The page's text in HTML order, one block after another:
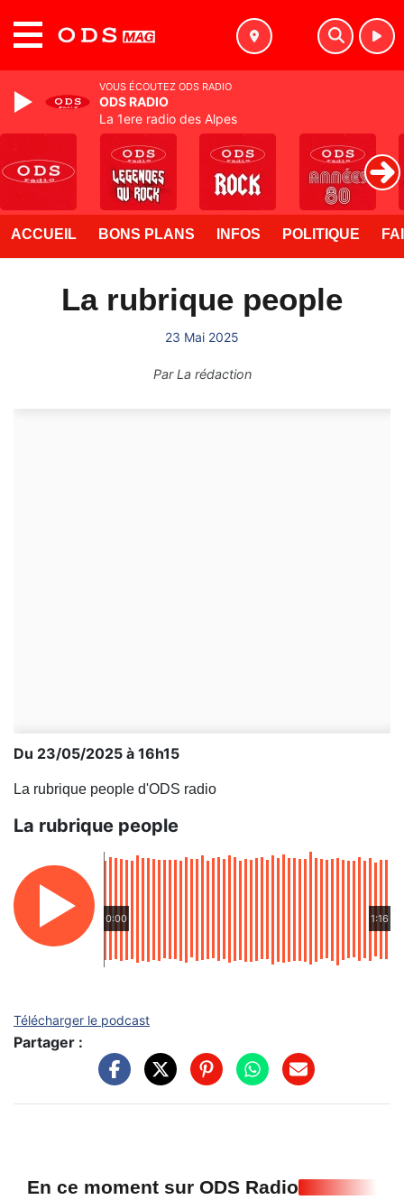
ACCUEIL BONS PLANS INFOS POLITIQUE
La rubrique people
23 Mai 2025
ParLa rédaction
Du 23/05/2025 à 16h15
La rubrique people d'ODS radio
La rubrique people
0:00 1:16
Télécharger le podcast
Partager :
En ce moment sur ODS Radio
VOUS ÉCOUTEZ ODS RADIO
ODS RADIO
La 1ere radio des Alpes